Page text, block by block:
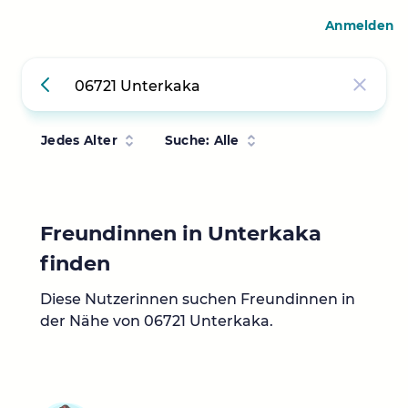
Jedes Alter Suche: Alle
Freundinnen in Unterkaka
finden
Diese Nutzerinnen suchen Freundinnen in
der Nähe von 06721 Unterkaka.
Anmelden